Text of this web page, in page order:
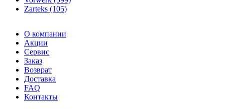
Zarteks (105)
О компании
Акции
Сервис
Заказ
Возврат
Доставка
FAQ
Контакты